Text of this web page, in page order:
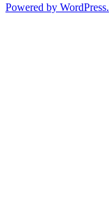
Powered by WordPress.